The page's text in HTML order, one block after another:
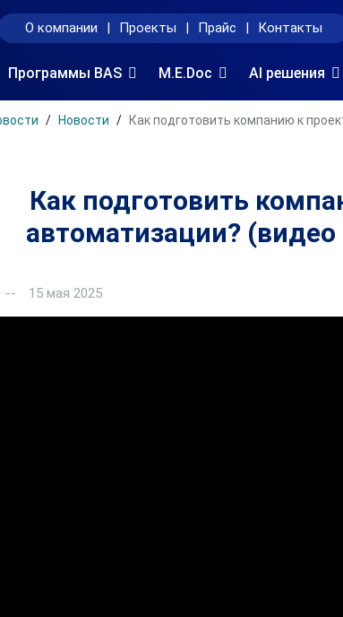
О компании | Проекты | Прайс | Контакты
Программы BAS M.E.Doc AI решения
Новости Как подготовить компанию к
Как подготовить
автоматизации?
15 мая 2025